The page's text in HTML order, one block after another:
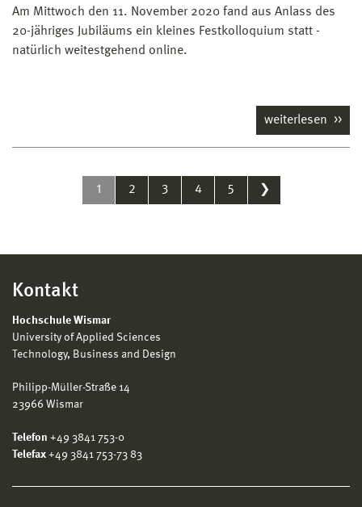
Am Mittwoch den 11. November 2020 fand aus Anlass des
20-jähriges Jubiläums ein kleines Festkolloquium statt -
natürlich weitestgehend online.
weiterlesen
1 2 3 4 5 ❯
Kontakt
Hochschule Wismar
University of Applied Sciences
Technology, Business and Design
Philipp-Müller-Straße 14
23966 Wismar
Telefon +49 3841 753-0
Telefax +49 3841 753-73 83